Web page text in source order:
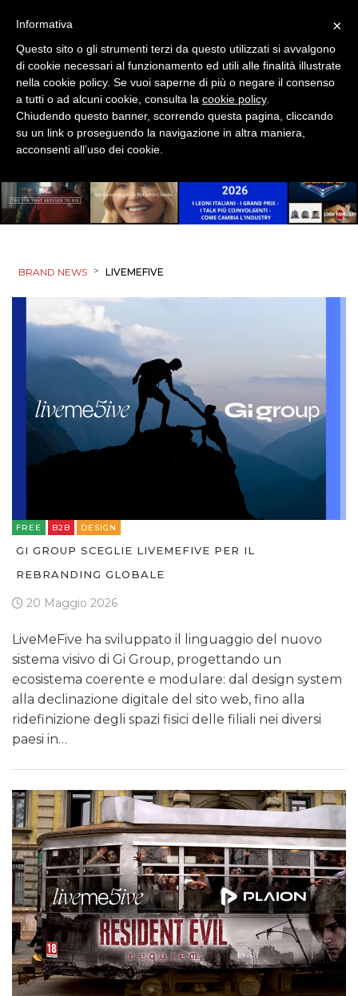
BRAND NEWS > LIVEMEFIVE
FREE B2B DESIGN
GI GROUP SCEGLIE LIVEMEFIVE PER IL
REBRANDING GLOBALE
20 Maggio 2026
LiveMeFive ha sviluppato il linguaggio del nuovo
sistema visivo di Gi Group, progettando un
ecosistema coerente e modulare: dal design system
alla declinazione digitale del sito web, fino alla
ridefinizione degli spazi fisici delle filiali nei diversi
paesi in…
×
Informativa
Questo sito o gli strumenti terzi da questo utilizzati si avvalgono
di cookie necessari al funzionamento ed utili alle finalità illustrate
nella cookie policy. Se vuoi saperne di più o negare il consenso
a tutti o ad alcuni cookie, consulta la cookie policy.
Chiudendo questo banner, scorrendo questa pagina, cliccando
su un link o proseguendo la navigazione in altra maniera,
acconsenti all’uso dei cookie.